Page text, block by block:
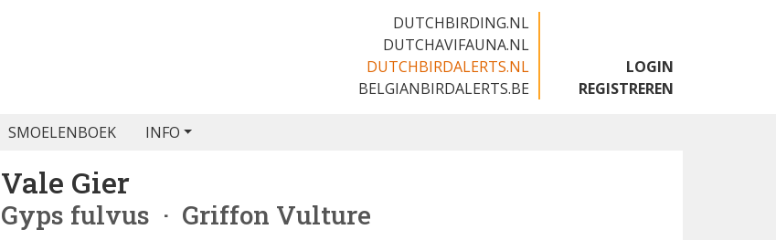
DUTCHBIRDING.NL
DUTCHAVIFAUNA.NL
DUTCHBIRDALERTS.NL
BELGIANBIRDALERTS.BE
LOGIN
REGISTREREN
SMOELENBOEK INFO
Vale Gier
Gyps fulvus · Griffon Vulture